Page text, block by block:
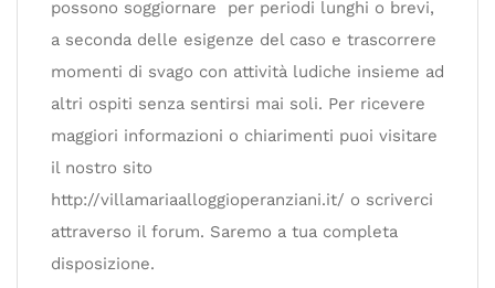
possono soggiornare per periodi lunghi o brevi,
a seconda delle esigenze del caso e trascorrere
momenti di svago con attività ludiche insieme ad
altri ospiti senza sentirsi mai soli. Per ricevere
maggiori informazioni o chiarimenti puoi visitare
il nostro sito
http://villamariaalloggioperanziani.it/ o scriverci
attraverso il forum. Saremo a tua completa
disposizione.